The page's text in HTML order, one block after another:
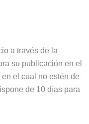
a través de la
su publicación en el
el cual no estén de
de 10 días para